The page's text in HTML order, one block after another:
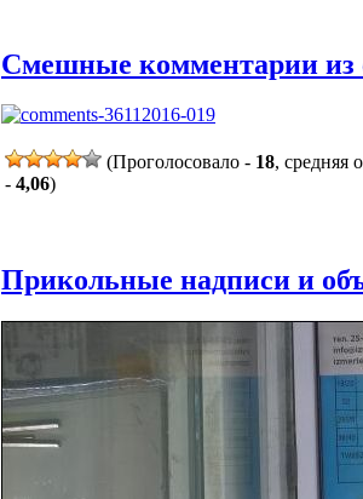
Смешные комментарии из
(Проголосовало - 18, средняя
- 4,06)
Прикольные надписи и